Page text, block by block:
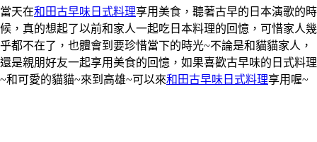
當天在和田古早味日式料理享用美食，聽著古早的日本演歌的時
候，真的想起了以前和家人一起吃日本料理的回憶，可惜家人幾
乎都不在了，也體會到要珍惜當下的時光~不論是和貓貓家人，
還是親朋好友一起享用美食的回憶，如果喜歡古早味的日式料理
~和可愛的貓貓~來到高雄~可以來和田古早味日式料理享用喔~